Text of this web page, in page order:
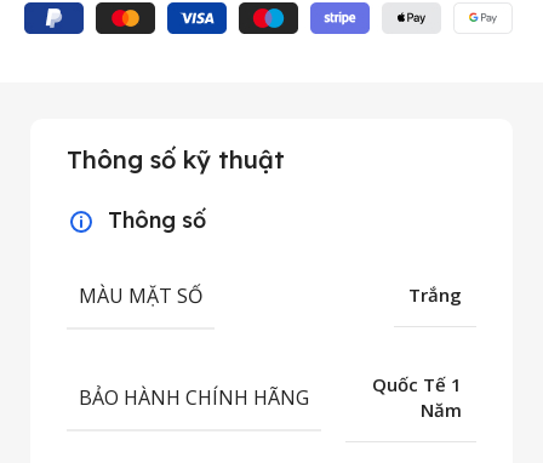
Thông số kỹ thuật
Thông số
MÀU MẶT SỐ Trắng
BẢO HÀNH CHÍNH HÃNG
Quốc Tế 1
Năm